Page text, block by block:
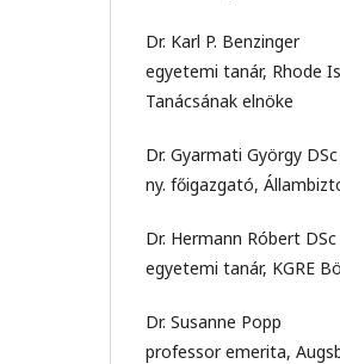
Dr. Karl P. Benzinger
egyetemi tanár, Rhode
Tanácsának elnöke
Dr. Gyarmati György DSc
ny. főigazgató,
Dr. Hermann Róbert DSc
egyetemi tanár, KGRE
Dr. Susanne Popp
professor emerita,